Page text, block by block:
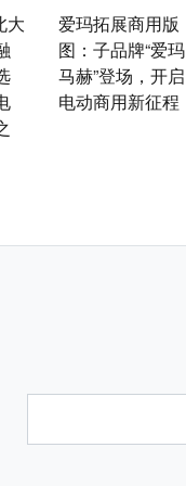
大
爱玛拓展商用版
图：子品牌“爱玛
马赫”登场，开启
电动商用新征程